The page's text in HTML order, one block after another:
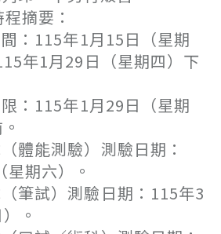
摘要：
115年1月15日（星期
年1月29日（星期四）下
115年1月29日（星期
能測驗）測驗日期：
期六）。
試）測驗日期：115年3
。